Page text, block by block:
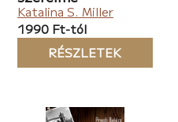
Katalina S. Miller
1990 Ft-tól
RÉSZLETEK